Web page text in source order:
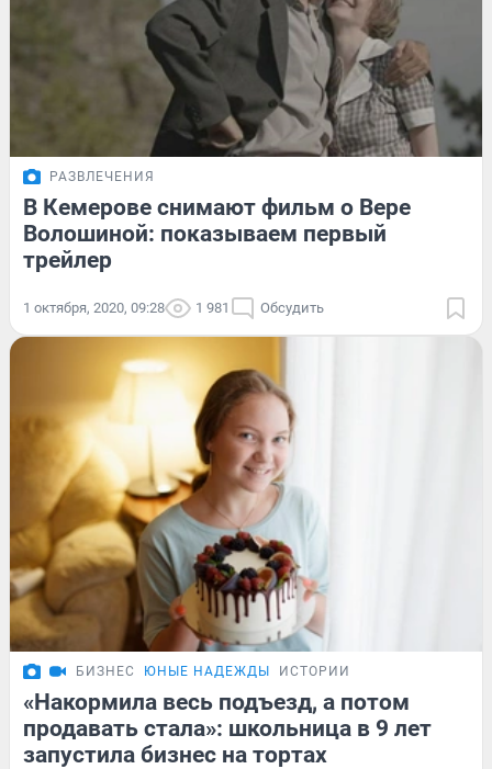
РАЗВЛЕЧЕНИЯ
В Кемерове снимают фильм о Вере
Волошиной: показываем первый
трейлер
1 октября, 2020, 09:28 1 981 Обсудить
БИЗНЕС ЮНЫЕ НАДЕЖДЫ ИСТОРИИ
«Накормила весь подъезд, а потом
продавать стала»: школьница в 9 лет
запустила бизнес на тортах